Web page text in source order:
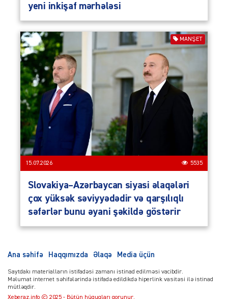
yeni inkişaf mərhələsi
MANŞET
15.07.2026 5535
Slovakiya–Azərbaycan siyasi əlaqələri
çox yüksək səviyyədədir və qarşılıqlı
səfərlər bunu əyani şəkildə göstərir
Ana səhifə Haqqımızda Əlaqə Media üçün
Saytdakı materialların istifadəsi zamanı istinad edilməsi vacibdir.
Məlumat internet səhifələrində istifadə edildikdə hiperlink vasitəsi ilə istinad
mütləqdir.
Xeberaz.info © 2025 - Bütün hüquqları qorunur.